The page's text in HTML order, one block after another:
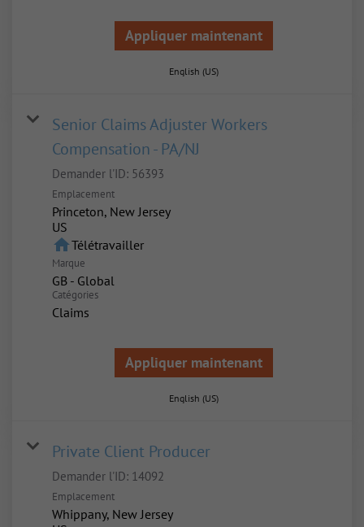
Appliquer maintenant
English (US)
Senior Claims Adjuster Workers
Compensation - PA/NJ
Demander l'ID: 56393
Emplacement
Princeton, New Jersey
homeTélétravailler
Marque
GB - Global
Catégories
Claims
Appliquer maintenant
English (US)
Private Client Producer
Demander l'ID: 14092
Emplacement
Whippany, New Jersey